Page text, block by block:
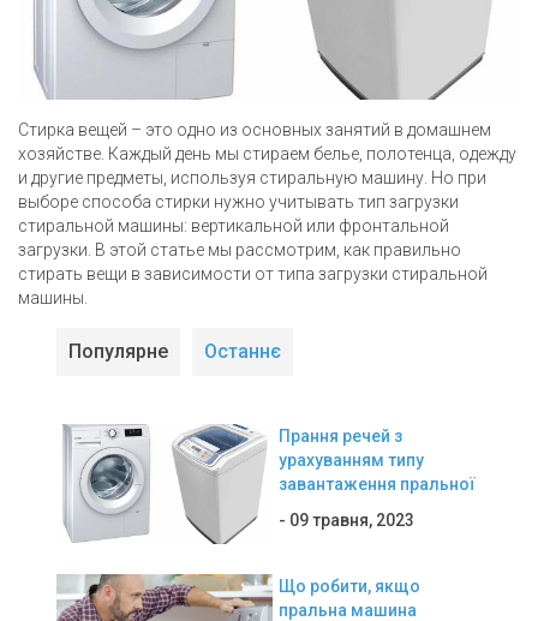
Стирка вещей – это одно из основных занятий в домашнем
хозяйстве. Каждый день мы стираем белье, полотенца, одежду
и другие предметы, используя стиральную машину. Но при
выборе способа стирки нужно учитывать тип загрузки
стиральной машины: вертикальной или фронтальной
загрузки. В этой статье мы рассмотрим, как правильно
стирать вещи в зависимости от типа загрузки стиральной
машины.
Популярне Останнє
Прання речей з
урахуванням типу
завантаження пральної
або фронтального
- 09 травня, 2023
Що робити, якщо
пральна машина